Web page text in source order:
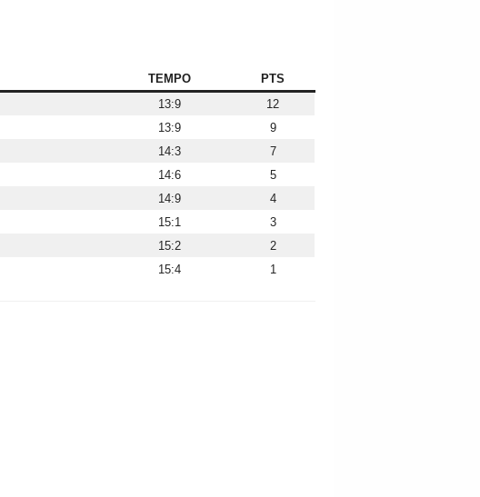
TEMPO
PTS
13:9
12
13:9
9
14:3
7
14:6
5
14:9
4
15:1
3
15:2
2
15:4
1